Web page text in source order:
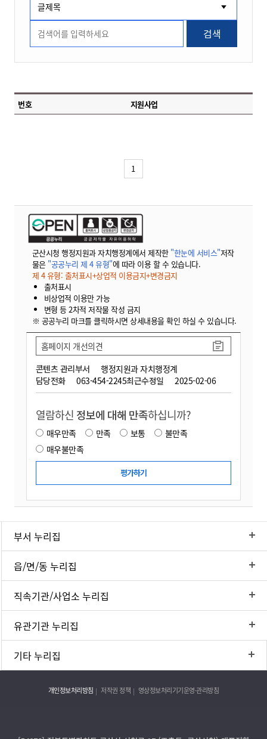
검색
번호 지원사업
1
군산시청 행정지원과 자치행정계에서 제작한 "한눈에 서비스"저작
물은 "공공누리 제 4 유형"에 따라 이용 할 수 있습니다.
제 4 유형: 출처표시+상업적 이용금지+변경금지
출처표시
비상업적 이용만 가능
변형 등 2차적 저작물 작성 금지
※ 공공누리 마크를 클릭하시면 상세내용을 확인 하실 수 있습니다.
콘텐츠 관리부서
행정지원과 자치행정계
담당전화
063-454-2245최근수정일 2025-02-06
홈페이지 개선의견
열람하신 정보에 대해 만족하십니까?
매우만족 만족 보통
불만족
매우불만족
부서 누리집
읍/면/동 누리집
직속기관/사업소 누리집
유관기관 누리집
기타 누리집
개인정보처리방침 저작권 정책 영상정보처리기기운영·관리방침